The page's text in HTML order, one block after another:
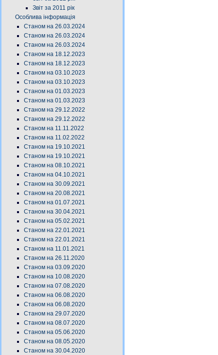
Звіт за 2011 рік
Особлива інформація
Станом на 26.03.2024
Станом на 26.03.2024
Станом на 26.03.2024
Станом на 18.12.2023
Станом на 18.12.2023
Станом на 03.10.2023
Станом на 03.10.2023
Станом на 01.03.2023
Станом на 01.03.2023
Станом на 29.12.2022
Станом на 29.12.2022
Станом на 11.11.2022
Станом на 11.02.2022
Станом на 19.10.2021
Станом на 19.10.2021
Станом на 08.10.2021
Станом на 04.10.2021
Станом на 30.09.2021
Станом на 20.08.2021
Станом на 01.07.2021
Станом на 30.04.2021
Станом на 05.02.2021
Станом на 22.01.2021
Станом на 22.01.2021
Станом на 11.01.2021
Станом на 26.11.2020
Станом на 03.09.2020
Станом на 10.08.2020
Станом на 07.08.2020
Станом на 06.08.2020
Станом на 06.08.2020
Станом на 29.07.2020
Станом на 08.07.2020
Станом на 05.06.2020
Станом на 08.05.2020
Станом на 30.04.2020